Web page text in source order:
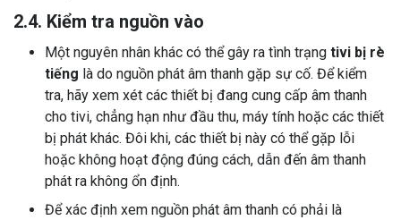
2.4. Kiểm tra nguồn vào
Một nguyên nhân khác có thể gây ra tình trạng tivi bị rè
tiếng là do nguồn phát âm thanh gặp sự cố. Để kiểm
tra, hãy xem xét các thiết bị đang cung cấp âm thanh
cho tivi, chẳng hạn như đầu thu, máy tính hoặc các thiết
bị phát khác. Đôi khi, các thiết bị này có thể gặp lỗi
hoặc không hoạt động đúng cách, dẫn đến âm thanh
phát ra không ổn định.
Để xác định xem nguồn phát âm thanh có phải là